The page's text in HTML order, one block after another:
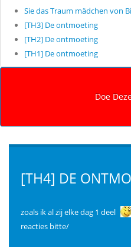
Sie das Traum mädchen von
[TH3] De ontmoeting
[TH2] De ontmoeting
[TH1] De ontmoeting
[TH4] DE
zoals ik al zij elke dag 1 deel
reacties bitte/